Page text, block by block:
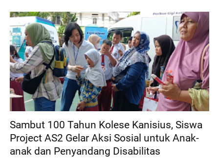
Sambut 100 Tahun Kolese Kanisius, Siswa
Project AS2 Gelar Aksi Sosial untuk Anak-
anak dan Penyandang Disabilitas